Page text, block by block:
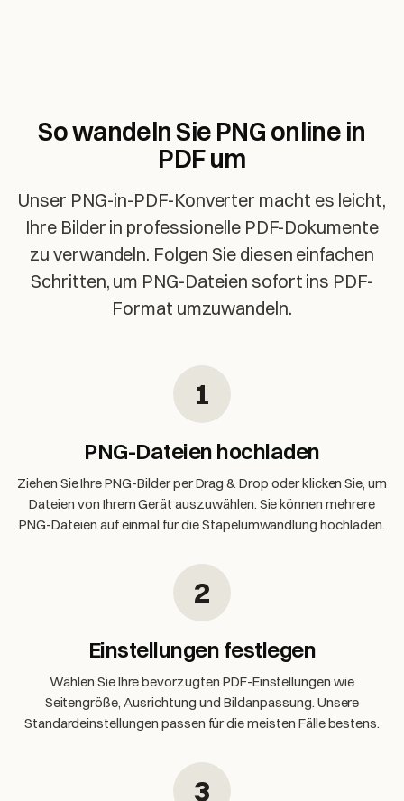
So wandeln Sie PNG online in
PDF um
Unser PNG-in-PDF-Konverter macht es leicht,
Ihre Bilder in professionelle PDF-Dokumente
zu verwandeln. Folgen Sie diesen einfachen
Schritten, um PNG-Dateien sofort ins PDF-
Format umzuwandeln.
1
PNG-Dateien hochladen
Ziehen Sie Ihre PNG-Bilder per Drag & Drop oder klicken Sie, um
Dateien von Ihrem Gerät auszuwählen. Sie können mehrere
PNG-Dateien auf einmal für die Stapelumwandlung hochladen.
2
Einstellungen festlegen
Wählen Sie Ihre bevorzugten PDF-Einstellungen wie
Seitengröße, Ausrichtung und Bildanpassung. Unsere
Standardeinstellungen passen für die meisten Fälle bestens.
3